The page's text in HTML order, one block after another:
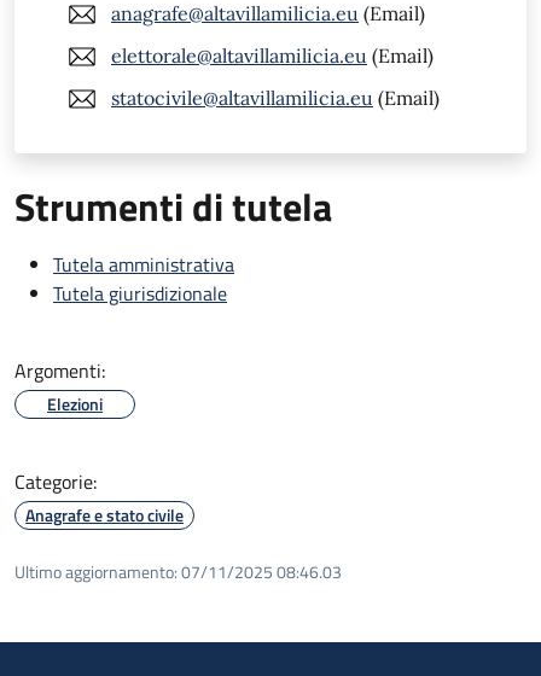
anagrafe@altavillamilicia.eu (Email)
elettorale@altavillamilicia.eu (Email)
statocivile@altavillamilicia.eu (Email)
Strumenti di tutela
Tutela amministrativa
Tutela giurisdizionale
Argomenti:
Elezioni
Categorie:
Anagrafe e stato civile
Ultimo aggiornamento:07/11/2025 08:46.03